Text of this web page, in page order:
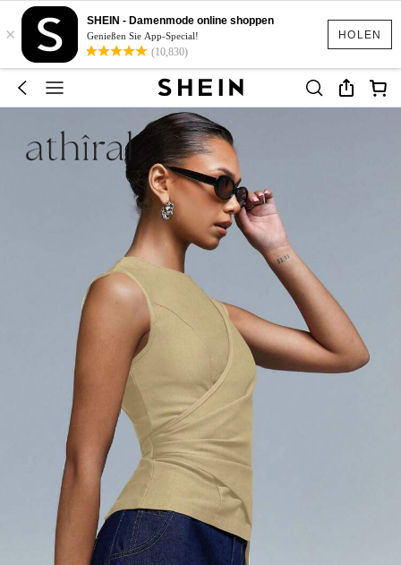
HOLEN
×
SHEIN - Damenmode online shoppen
Genießen Sie App-Special!
(10,830)